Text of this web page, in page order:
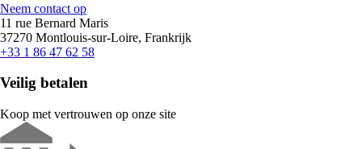
Neem contact op
11 rue Bernard Maris
37270 Montlouis-sur-Loire, Frankrijk
+33 1 86 47 62 58
Veilig betalen
Koop met vertrouwen op onze site